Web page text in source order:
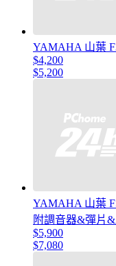
YAMAHA 山葉
$4,200
$5,200
YAMAHA 山葉
附調音器&彈片
$5,900
$7,080